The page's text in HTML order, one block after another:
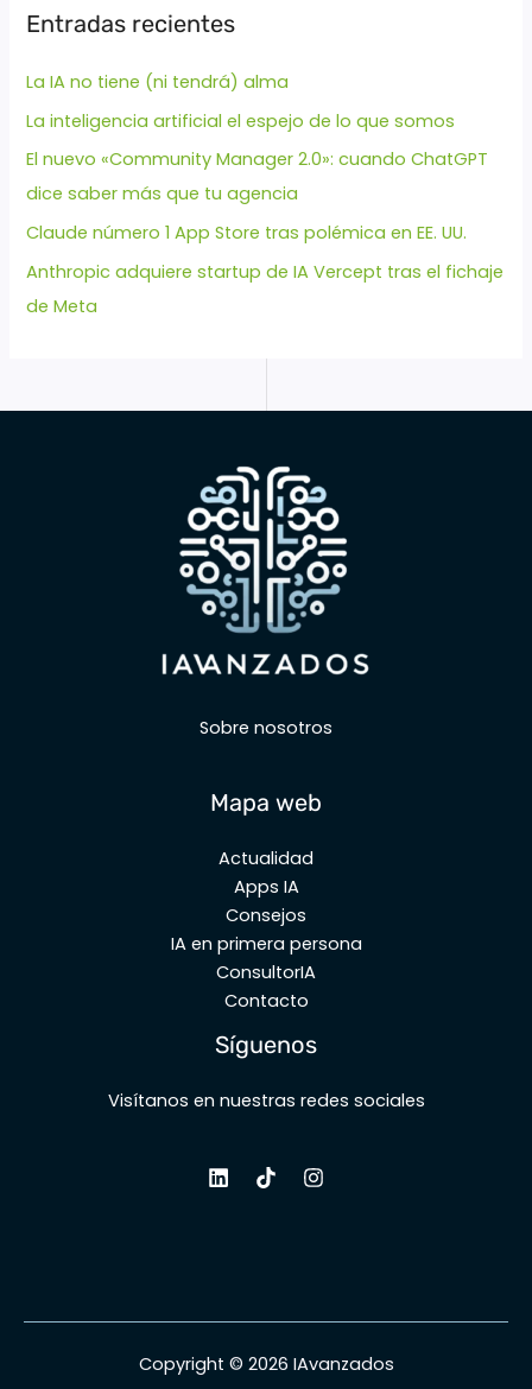
Entradas recientes
La IA no tiene (ni tendrá) alma
La inteligencia artificial el espejo de lo que somos
El nuevo «Community Manager 2.0»: cuando ChatGPT
dice saber más que tu agencia
Claude número 1 App Store tras polémica en EE. UU.
Anthropic adquiere startup de IA Vercept tras el fichaje
de Meta
Sobre nosotros
Mapa web
Actualidad
Apps IA
Consejos
IA en primera persona
ConsultorIA
Contacto
Síguenos
Visítanos en nuestras redes sociales
Copyright © 2026 IAvanzados